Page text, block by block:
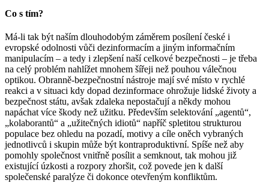
Co s tím?
Má-li tak být naším dlouhodobým záměrem posílení české i
evropské odolnosti vůči dezinformacím a jiným informačním
manipulacím – a tedy i zlepšení naší celkové bezpečnosti – je třeba
na celý problém nahlížet mnohem šířeji než pouhou válečnou
optikou. Obranně-bezpečnostní nástroje mají své místo v rychlé
reakci a v situaci kdy dopad dezinformace ohrožuje lidské životy a
bezpečnost státu, avšak zdaleka nepostačují a někdy mohou
napáchat více škody než užitku. Především selektování „agentů“,
„kolaborantů“ a „užitečných idiotů“ napříč spletitou strukturou
populace bez ohledu na pozadí, motivy a cíle oněch vybraných
jednotlivců i skupin může být kontraproduktivní. Spíše než aby
pomohly společnost vnitřně posílit a semknout, tak mohou již
existující úzkosti a rozpory zhoršit, což povede jen k další
společenské paralýze či dokonce otevřeným konfliktům.